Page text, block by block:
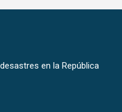
en la República